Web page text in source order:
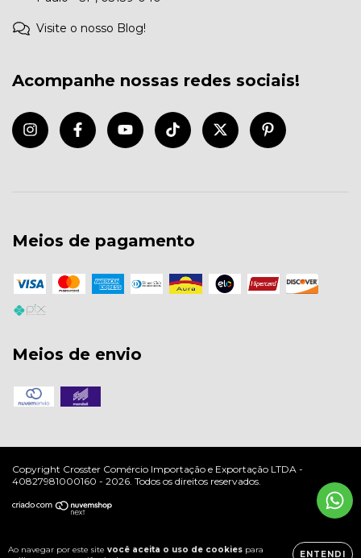
Ao navegar por este site você aceita o uso de cookies para
ENTENDI
Visite o nosso Blog!
Acompanhe nossas redes sociais!
Meios de pagamento
Meios de envio
Copyright Crosster Comércio Importação e Exportação LTDA -
40827981000160 - 2026. Todos os direitos reservados.